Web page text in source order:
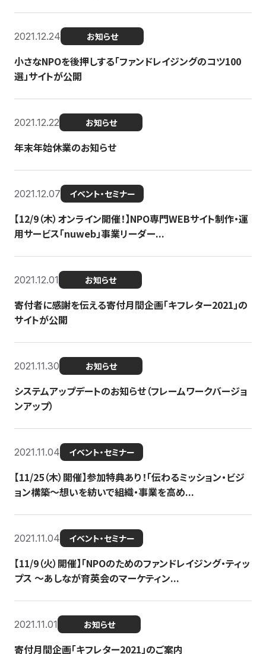
2021.12.24 お知らせ
小さなNPOを後押しする「ファンドレイジングのコツ100
選」サイトが公開
2021.12.22 お知らせ
年末年始休業のお知らせ
2021.12.07 イベント・セミナー
【12/9（木）オンライン開催！】NPO専門WEBサイト制作・運
用サービス「nuweb」事業リーダー...
2021.12.01 お知らせ
寄付者に感謝を伝える寄付月間企画「キフレター2021」の
サイトが公開
2021.11.30 お知らせ
システムアップデートのお知らせ（フレームワークバージョ
ンアップ）
2021.11.04 イベント・セミナー
【11/25（木）開催】参加特典あり！「伝わるミッション・ビジ
ョン構築〜想いを紡いで組織・事業を高め...
2021.11.04 イベント・セミナー
【11/9（火）開催】「NPOのためのファンドレイジング・ティッ
プス 〜あしなが育英会のマーケティン...
2021.11.01 お知らせ
寄付月間企画「キフレター2021」のご案内